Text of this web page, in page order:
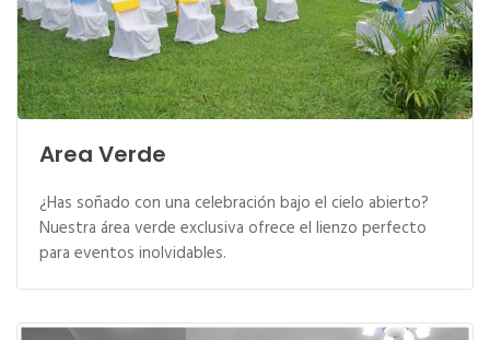
Area Verde
¿Has soñado con una celebración bajo el cielo abierto?
Nuestra área verde exclusiva ofrece el lienzo perfecto
para eventos inolvidables.